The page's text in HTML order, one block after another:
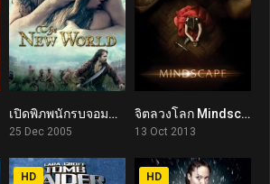
6.7
เปิดพิภพนักรบจอมคน The New World (2005)
25 Dec 2005
6.5จิตลวงโลก Mindscape (2013)
13 Oct 2013
HD HD